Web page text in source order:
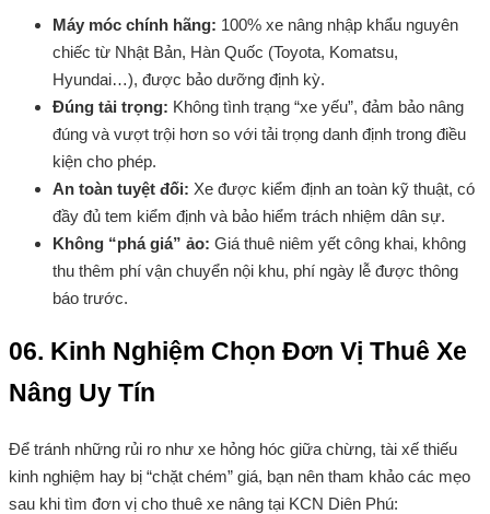
Máy móc chính hãng: 100% xe nâng nhập khẩu nguyên
chiếc từ Nhật Bản, Hàn Quốc (Toyota, Komatsu,
Hyundai…), được bảo dưỡng định kỳ.
Đúng tải trọng: Không tình trạng “xe yếu”, đảm bảo nâng
đúng và vượt trội hơn so với tải trọng danh định trong điều
kiện cho phép.
An toàn tuyệt đối: Xe được kiểm định an toàn kỹ thuật, có
đầy đủ tem kiểm định và bảo hiểm trách nhiệm dân sự.
Không “phá giá” ảo: Giá thuê niêm yết công khai, không
thu thêm phí vận chuyển nội khu, phí ngày lễ được thông
báo trước.
06. Kinh Nghiệm Chọn Đơn Vị Thuê Xe
Nâng Uy Tín
Để tránh những rủi ro như xe hỏng hóc giữa chừng, tài xế thiếu
kinh nghiệm hay bị “chặt chém” giá, bạn nên tham khảo các mẹo
sau khi tìm đơn vị cho thuê xe nâng tại KCN Diên Phú: